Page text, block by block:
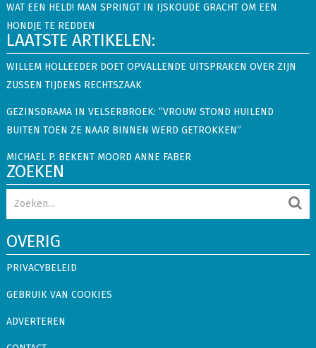
WAT EEN HELD! MAN SPRINGT IN IJSKOUDE GRACHT OM EEN
HONDJE TE REDDEN
LAATSTE ARTIKELEN:
WILLEM HOLLEEDER DOET OPVALLENDE UITSPRAKEN OVER ZIJN
ZUSSEN TIJDENS RECHTSZAAK
GEZINSDRAMA IN VELSERBROEK: “VROUW STOND HUILEND
BUITEN TOEN ZE NAAR BINNEN WERD GETROKKEN”
MICHAEL P. BEKENT MOORD ANNE FABER
ZOEKEN
OVERIG
PRIVACYBELEID
GEBRUIK VAN COOKIES
ADVERTEREN